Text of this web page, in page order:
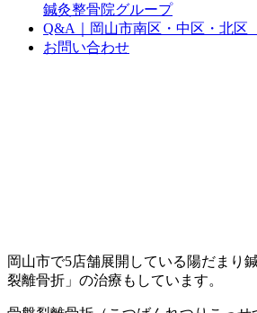
鍼灸整骨院グループ
Q&A｜岡山市南区・中区・北
お問い合わせ
岡山市で5店舗展開している陽だまり
裂離骨折」の治療もしています。